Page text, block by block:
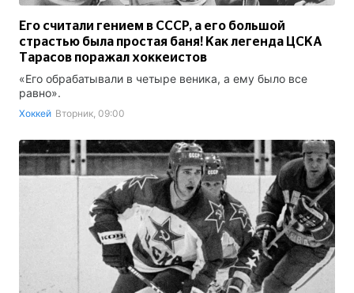
Его считали гением в СССР, а его большой
страстью была простая баня! Как легенда ЦСКА
Тарасов поражал хоккеистов
«Его обрабатывали в четыре веника, а ему было все
равно».
Хоккей Вторник, 09:00